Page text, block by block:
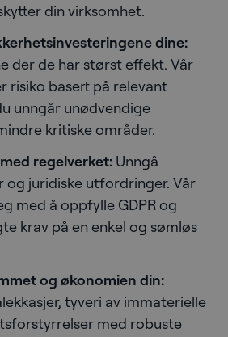
din virksomhet.
dine:
der de har størst effekt. Vår
risiko basert på relevant
unngår unødvendige
kritiske områder.
regelverket: Unngå
og juridiske utfordringer. Vår
med å oppfylle GDPR og
krav på en enkel og sømløs
og økonomien din:
tyveri av immaterielle
med robuste